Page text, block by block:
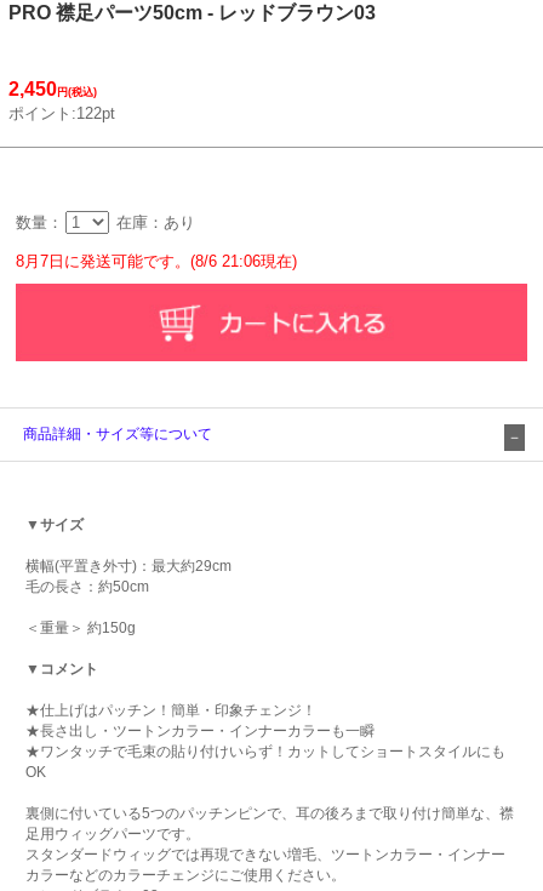
PRO 襟足パーツ50cm - レッドブラウン03
2,450円(税込)
ポイント:122pt
数量： 在庫：あり
8月7日に発送可能です。(8/6 21:06現在)
商品詳細・サイズ等について
▼サイズ
横幅(平置き外寸)：最大約29cm
毛の長さ：約50cm
＜重量＞ 約150g
▼コメント
★仕上げはパッチン！簡単・印象チェンジ！
★長さ出し・ツートンカラー・インナーカラーも一瞬
★ワンタッチで毛束の貼り付けいらず！カットしてショートスタイルにも
OK
裏側に付いている5つのパッチンピンで、耳の後ろまで取り付け簡単な、襟
足用ウィッグパーツです。
スタンダードウィッグでは再現できない増毛、ツートンカラー・インナー
カラーなどのカラーチェンジにご使用ください。